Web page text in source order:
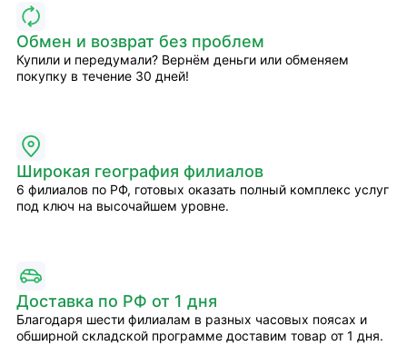
Обмен и возврат без проблем
Купили и передумали? Вернём деньги или обменяем
покупку в течение 30 дней!
Широкая география филиалов
6 филиалов по РФ, готовых оказать полный комплекс услуг
под ключ на высочайшем уровне.
Доставка по РФ от 1 дня
Благодаря шести филиалам в разных часовых поясах и
обширной складской программе доставим товар от 1 дня.